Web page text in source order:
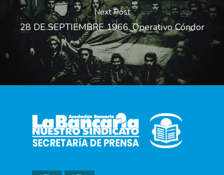
Next Post
28 DE SEPTIEMBRE 1966. Operativo Cóndor